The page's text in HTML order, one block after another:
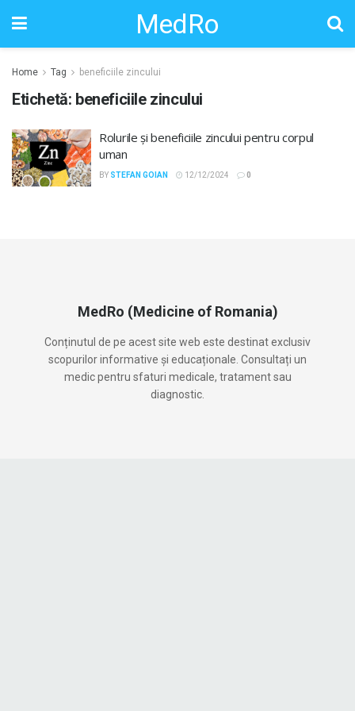
MedRo
Home Tag beneficiile zincului
Etichetă: beneficiile zincului
Rolurile și beneficiile zincului pentru corpul
uman
BY STEFAN GOIAN 12/12/2024 0
MedRo (Medicine of Romania)
Conținutul de pe acest site web este destinat exclusiv
scopurilor informative și educaționale. Consultați un
medic pentru sfaturi medicale, tratament sau
diagnostic.